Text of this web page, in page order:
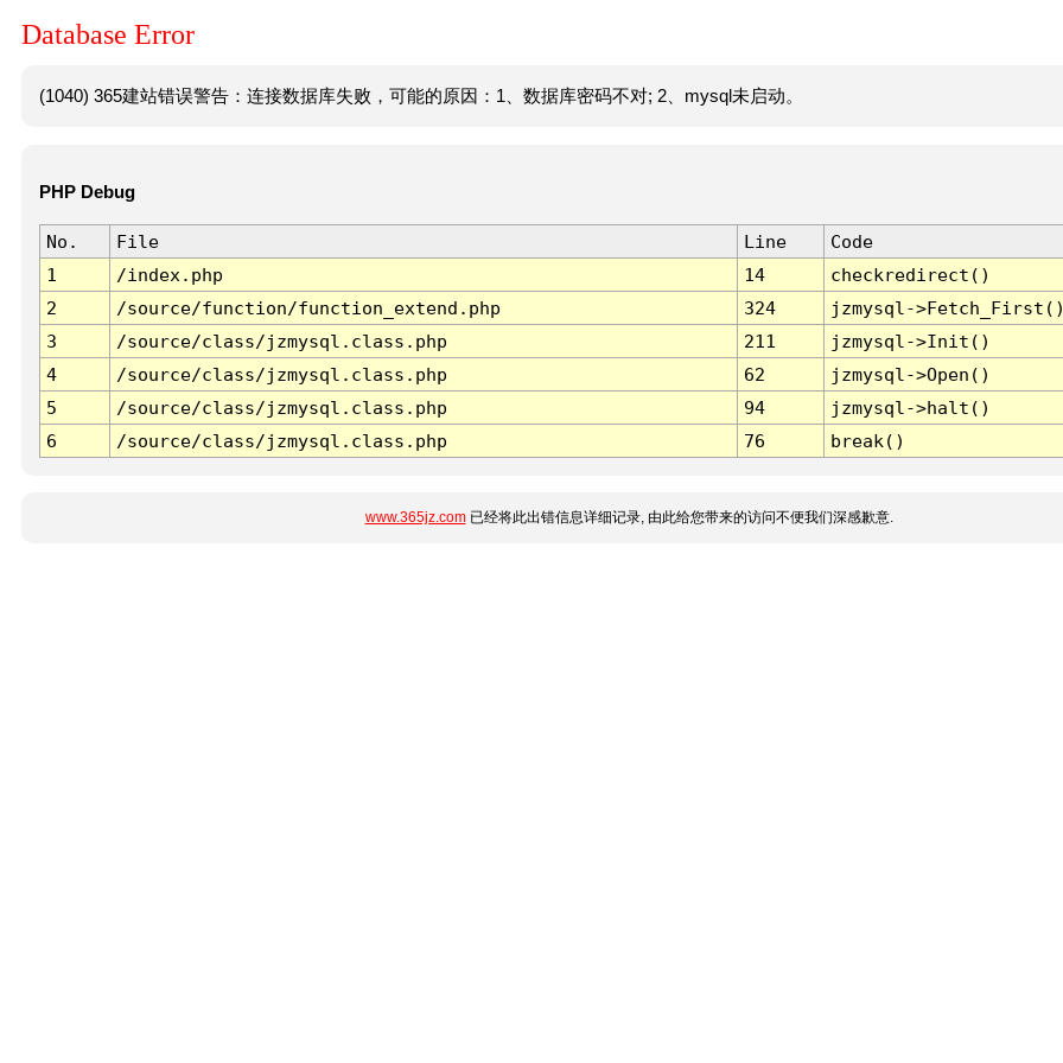
Database Error
(1040) 365建站错误警告：连接数据库失败，可能的原因：1、数据库密码不对; 2、mysql未启动。
PHP Debug
No. File Line
Code
1
/index.php 14
checkredirect()
2
/source/function/function_extend.php 324
jzmysql-
3
/source/class/jzmysql.class.php 211
jzmysql->Init()
4
/source/class/jzmysql.class.php 62
jzmysql->Open()
5
/source/class/jzmysql.class.php 94
jzmysql->halt()
6
/source/class/jzmysql.class.php 76 break()
www.365jz.com已经将此出错信息详细记录, 由此给您带来的访问不便我们深感歉意.